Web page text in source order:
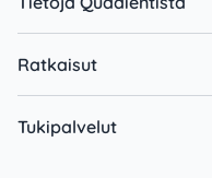
Ratkaisut
Tukipalvelut